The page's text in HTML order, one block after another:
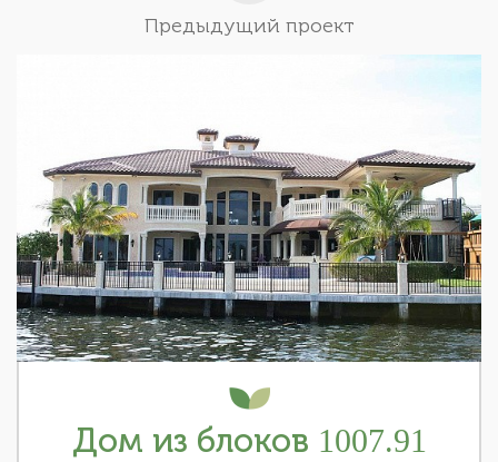
Предыдущий проект
Дом из блоков 1007.91